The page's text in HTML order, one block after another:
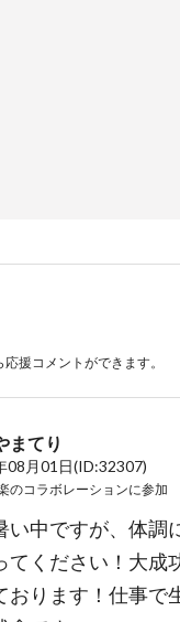
援コメントができます。
まてり
08月01日(ID:32307)
のコラボレーションに参加
い中ですが、体調
てください！大成
おります！仕事で